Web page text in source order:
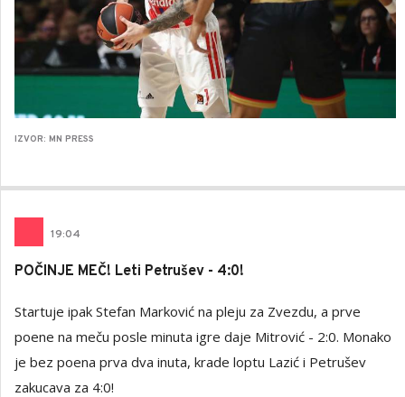
IZVOR: MN PRESS
19:04
POČINJE MEČ! Leti Petrušev - 4:0!
Startuje ipak Stefan Marković na pleju za Zvezdu, a prve
poene na meču posle minuta igre daje Mitrović - 2:0. Monako
je bez poena prva dva inuta, krade loptu Lazić i Petrušev
zakucava za 4:0!